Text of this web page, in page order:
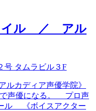
イル ／ アル
号 タムラビル３F
カディア声優学院》
声優になる。 プロ声
ル 《ボイスアクター